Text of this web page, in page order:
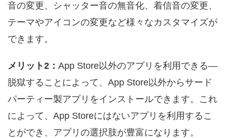
音の変更、シャッター音の無音化、着信音の変更、
テーマやアイコンの変更など様々なカスタマイズが
できます。
メリット2： App Store以外のアプリを利用できる―
脱獄することによって、App Store以外からサード
パーティー製アプリをインストールできます。これ
によって、App Storeにはないアプリを利用するこ
とができ、アプリの選択肢が豊富になります。